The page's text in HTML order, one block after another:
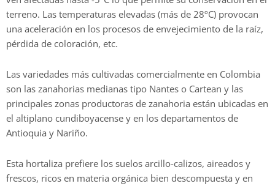
terreno. Las temperaturas elevadas (más de 28ºC) provocan
una aceleración en los procesos de envejecimiento de la raíz,
pérdida de coloración, etc.
Las variedades más cultivadas comercialmente en Colombia
son las zanahorias medianas tipo Nantes o Cartean y las
principales zonas productoras de zanahoria están ubicadas en
el altiplano cundiboyacense y en los departamentos de
Antioquia y Nariño.
Esta hortaliza prefiere los suelos arcillo-calizos, aireados y
frescos, ricos en materia orgánica bien descompuesta y en